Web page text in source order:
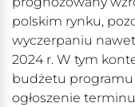
polskim rynku,
wyczerpaniu
2024 r. W tym
budżetu
ogłoszenie